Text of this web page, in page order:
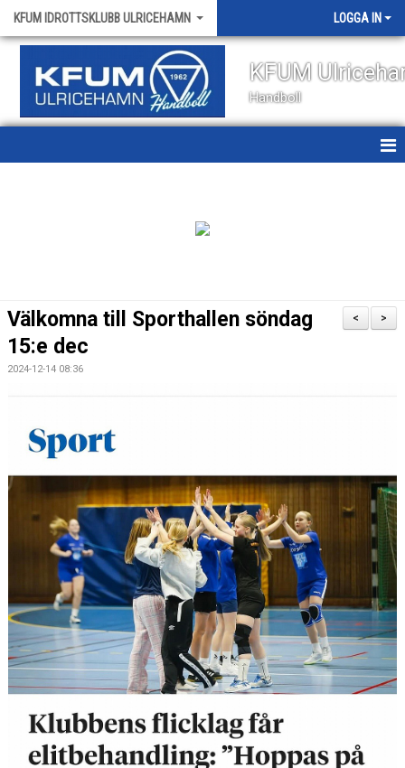
KFUM IDROTTSKLUBB ULRICEHAMN LOGGA IN
KFUM
Handboll
KALENDER
VÅRA LAG
STÖDMEDLEMMAR
MATCHER
STYRELSEN
SPONSORER
DOKUMENT
>
<
Välkomna till Sporthallen söndag
15:e dec
2024-12-14 08:36